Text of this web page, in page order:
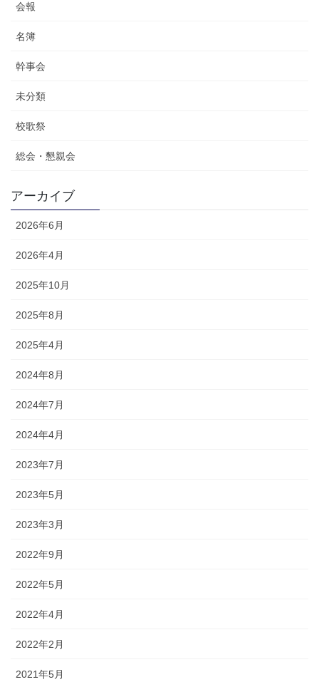
会報
名簿
幹事会
未分類
校歌祭
総会・懇親会
アーカイブ
2026年6月
2026年4月
2025年10月
2025年8月
2025年4月
2024年8月
2024年7月
2024年4月
2023年7月
2023年5月
2023年3月
2022年9月
2022年5月
2022年4月
2022年2月
2021年5月